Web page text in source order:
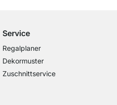
Service
Regalplaner
Dekormuster
Zuschnittservice